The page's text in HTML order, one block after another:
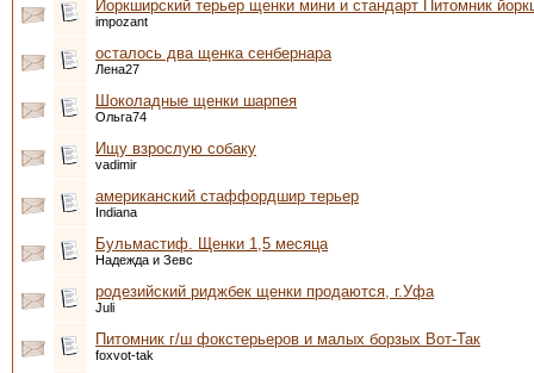
Йоркширский терьер щенки мини и стандарт Питомник
impozant
осталось два щенка сенбернара
Лена27
Шоколадные щенки шарпея
Ольга74
Ищу взрослую собаку
vadimir
американский стаффордшир терьер
Indiana
Бульмастиф. Щенки 1,5 месяца
Надежда и Зевс
родезийский риджбек щенки продаются, г.Уфа
Juli
Питомник г/ш фокстерьеров и малых борзых Вот-Так
foxvot-tak